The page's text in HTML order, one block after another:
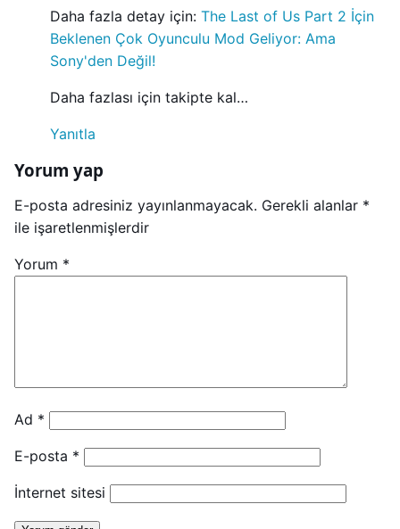
Daha fazla detay için: The Last of Us Part 2 İçin
Beklenen Çok Oyunculu Mod Geliyor: Ama
Sony'den Değil!
Daha fazlası için takipte kal…
Yanıtla
Yorum yap
E-posta adresiniz yayınlanmayacak. Gerekli alanlar *
ile işaretlenmişlerdir
Yorum *
Ad *
E-posta *
İnternet sitesi